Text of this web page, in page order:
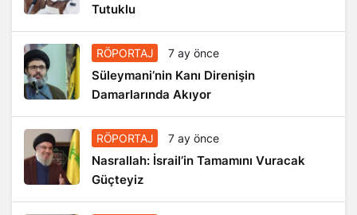
Tutuklu
RÖPORTAJ 7 ay önce
Süleymani’nin Kanı Direnişin
Damarlarında Akıyor
RÖPORTAJ 7 ay önce
Nasrallah: İsrail’in Tamamını Vuracak
Güçteyiz